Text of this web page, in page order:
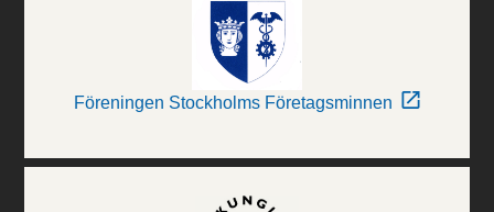
Föreningen Stockholms Företagsminnen